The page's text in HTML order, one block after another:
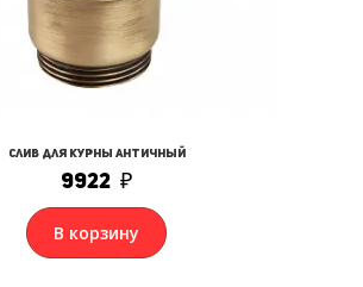
Слив для курны античный
9922 ₽
В корзину